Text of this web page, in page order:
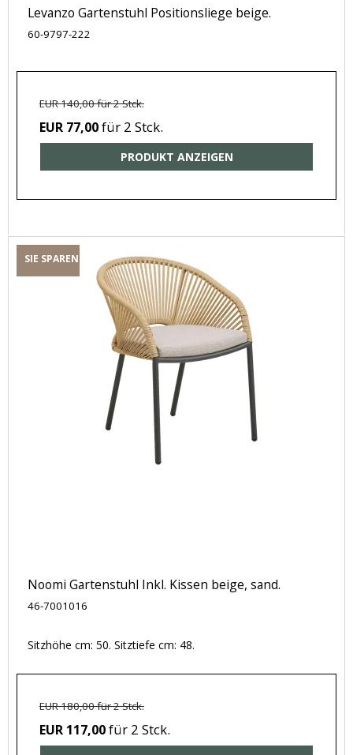
Levanzo Gartenstuhl Positionsliege beige.
60-9797-222
EUR 140,00 für 2 Stck.
EUR 77,00für 2 Stck.
PRODUKT ANZEIGEN
SIE SPAREN
Noomi Gartenstuhl Inkl. Kissen beige, sand.
46-7001016
Sitzhöhe cm: 50. Sitztiefe cm: 48.
EUR 180,00 für 2 Stck.
EUR 117,00für 2 Stck.